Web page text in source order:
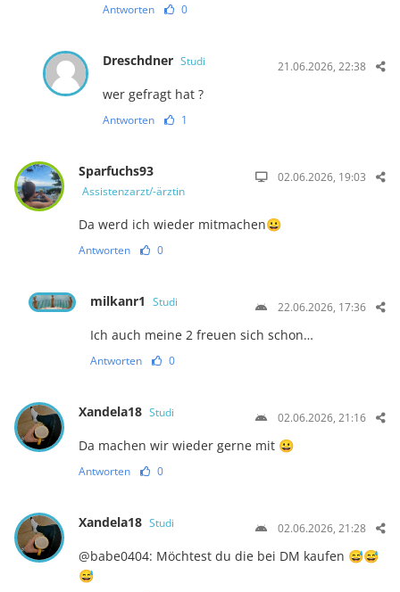
Antworten 0
Dreschdner Studi 21.06.2026, 22:38
wer gefragt hat ?
Antworten 1
Sparfuchs93
Assistenzarzt/-ärztin
02.06.2026, 19:03
Da werd ich wieder mitmachen😀
Antworten 0
milkanr1 Studi 22.06.2026, 17:36
Ich auch meine 2 freuen sich schon…
Antworten 0
Xandela18 Studi 02.06.2026, 21:16
Da machen wir wieder gerne mit 😀
Antworten 0
Xandela18 Studi 02.06.2026, 21:28
@babe0404: Möchtest du die bei DM kaufen 😅😅
😅